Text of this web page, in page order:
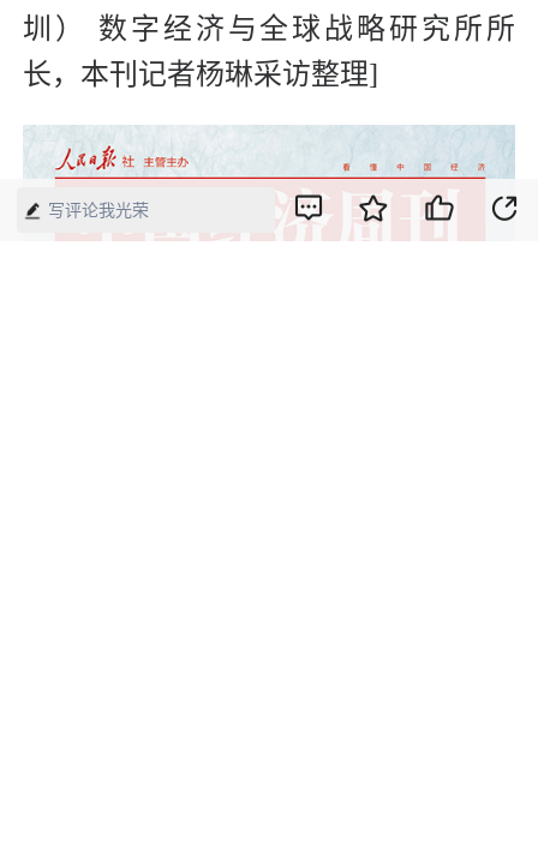
圳） 数字经济与全球战略研究所所
长，本刊记者杨琳采访整理]
写评论我光荣